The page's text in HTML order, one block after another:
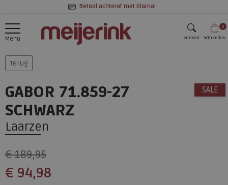
Betaal achteraf met Klarna!
Menu zoeken
0
Winkeltas
Terug
SALE
GABOR 71.859-27
SCHWARZ
Laarzen
€ 189,95
€ 94,98